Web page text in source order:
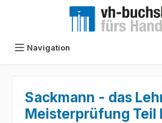
Zum Hauptinhalt springen
Navigation
Sackmann - das
Meisterprüfung Teil